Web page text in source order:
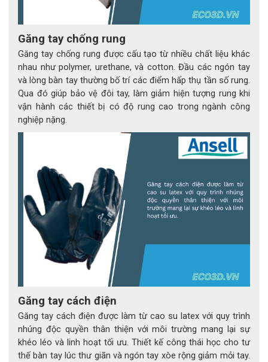
3. Thiết kế tối ưu cho sự thoải mái và linh hoạt
Không chỉ tập trung vào khả năng bảo vệ, RINGERS còn chú
trọng đến trải nghiệm sử dụng thực tế.
Form găng ôm tay tự nhiên, hỗ trợ tối đa sự linh
hoạt khi thao tác cầm, nắm hoặc sử dụng dụng cụ
Vật liệu thoáng khí ở mu bàn tay giúp giảm tích tụ
nhiệt, tránh đổ mồ hôi trong quá trình làm việc dài.
Găng tay chống rung
Găng tay chống rung được cấu tạo từ nhiều chất liệu khác
nhau như polymer, urethane, và cotton. Đầu các ngón tay
và lòng bàn tay thường bố trí các điểm hấp thụ tần số rung.
Qua đó giúp bảo vệ đôi tay, làm giảm hiện tượng rung khi
vận hành các thiết bị có độ rung cao trong ngành công
nghiệp nặng.
Găng tay cách điện
Găng tay cách điện được làm từ cao su latex với quy trình
nhúng độc quyền thân thiện với môi trường mang lại sự
khéo léo và linh hoạt tối ưu. Thiết kế công thái học cho tư
thế bàn tay lúc thư giãn và ngón tay xòe rộng giảm mỏi tay.